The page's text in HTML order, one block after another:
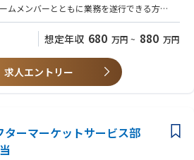
測をベースに効果的かつ効率的な調達を行う
た上で調達コストを低減し、CSと利益の両立
改善業務、ケータイ補償用交換端末調達業
計業務）
庫数、在庫日数等を勘案し最適な調達を実施
換端末の資産価額登録業務、棚卸関連業務
ムメンバーとともに業務を遂行できる方
内外を問わず円滑なコミュニケーションが図
方
）
ル＞
想定年収 680 万円 ~ 880 万円
求人エントリー
ーマーケットサービス部